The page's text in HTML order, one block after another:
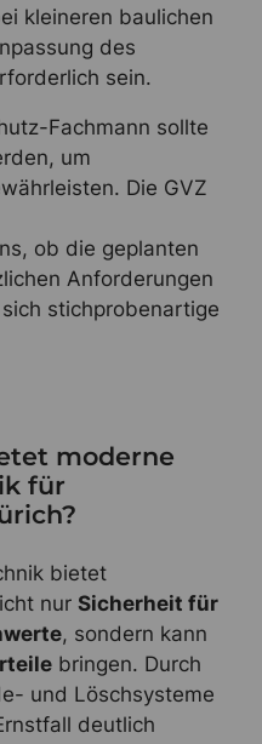
kleineren baulichen
des
sein.
Fachmann sollte
um
Die GVZ
ob die geplanten
Anforderungen
stichprobenartige
moderne
für
bietet
nurSicherheit für
, sondern kann
bringen. Durch
und Löschsysteme
deutlich